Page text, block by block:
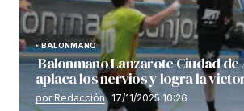
BALONMANO
Balonmano Lanzarote Ciudad
aplaca los nervios y logra la
por Redacción 17/11/2025 10:26